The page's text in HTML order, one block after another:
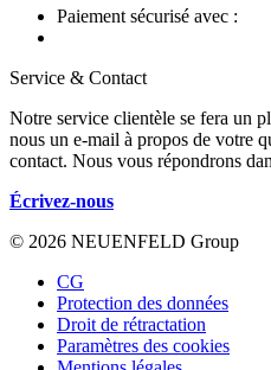
Paiement sécurisé avec :
Service & Contact
Notre service clientèle se fera un
nous un e-mail à propos de votre
contact. Nous vous répondrons
Écrivez-nous
© 2026 NEUENFELD Group
CG
Protection des données
Droit de rétractation
Paramètres des cookies